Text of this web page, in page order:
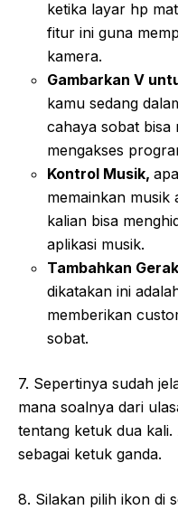
ketika layar hp
fitur ini guna
kamera.
Gambarkan V
kamu sedang
cahaya sobat
mengakses
Kontrol Musik,
memainkan musik
kalian bisa
aplikasi musik.
Tambahkan
dikatakan ini
memberikan
sobat.
7. Sepertinya sudah
mana soalnya dari
tentang ketuk dua
sebagai ketuk ganda.
8. Silakan pilih ikon di